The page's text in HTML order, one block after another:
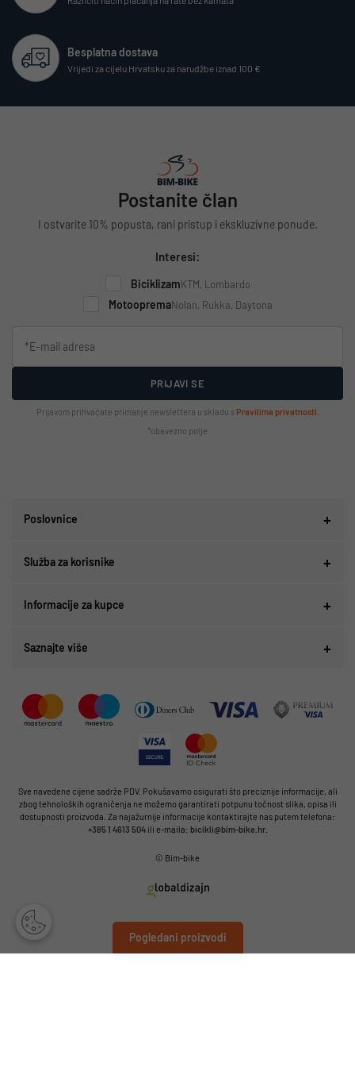
Pogledani proizvodi
Besplatna dostava
Vrijedi za cijelu Hrvatsku za narudžbe iznad 100 €
Postanite član
I ostvarite 10% popusta, rani pristup i ekskluzivne ponude.
Interesi:
BiciklizamKTM, Lombardo
MotoopremaNolan, Rukka, Daytona
PRIJAVI SE
Prijavom prihvaćate primanje newslettera u skladu s Pravilima privatnosti
*obavezno polje
Poslovnice
Služba za korisnike
Informacije za kupce
Saznajte više
Sve navedene cijene sadrže PDV. Pokušavamo osigurati što preciznije informacije, ali
zbog tehnoloških ograničenja ne možemo garantirati potpunu točnost slika, opisa ili
dostupnosti proizvoda. Za najažurnije informacije kontaktirajte nas putem telefona:
+385 1 4613 504ili e-maila: bicikli@bim-bike.hr.
© Bim-bike